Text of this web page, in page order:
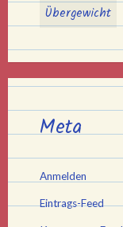
Übergewicht
Meta
Anmelden
Eintrags-Feed